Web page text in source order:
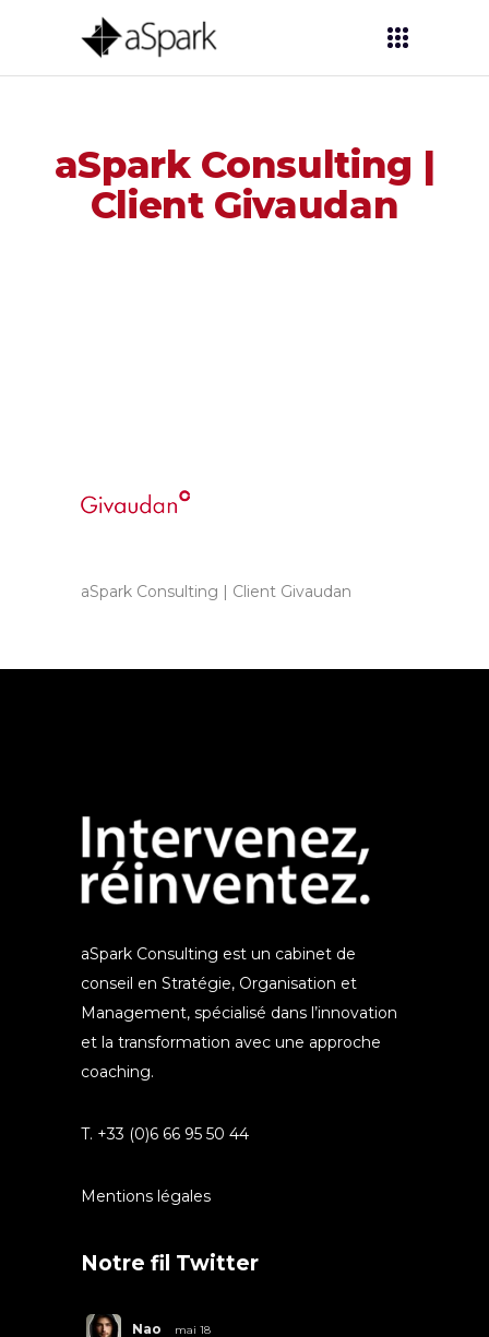
aSpark Consulting |
Client Givaudan
aSpark Consulting | Client Givaudan
aSpark Consulting est un cabinet de
conseil en Stratégie, Organisation et
Management, spécialisé dans l’innovation
et la transformation avec une approche
coaching.
T. +33 (0)6 66 95 50 44
Mentions légales
Notre fil Twitter
Nao mai 18